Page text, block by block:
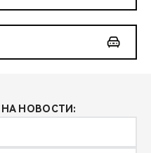
НОВОСТИ: